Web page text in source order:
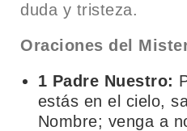
duda y tristeza.
Oraciones del
1 Padre Nuestro:
estás en el cielo,
Nombre; venga a